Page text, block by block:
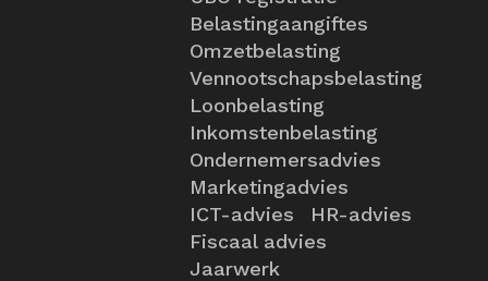
Belastingaangiftes
Omzetbelasting
Vennootschapsbelasting
Loonbelasting
Inkomstenbelasting
Ondernemersadvies
Marketingadvies
ICT-advies
HR-advies
Fiscaal advies
Jaarwerk